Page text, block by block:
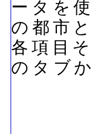
ータを
の都市
各項目
のタブ